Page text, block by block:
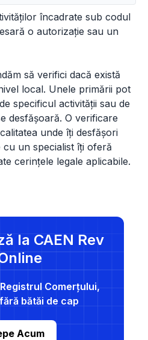
încadrate sub codul
o autorizație sau un
să verifici dacă există
local. Unele primării pot
specificul activității sau de
desfășoară. O verificare
unde îți desfășori
cu un specialist îți oferă
cerințele legale aplicabile.
la CAEN Rev
Comerțului,
bătăi de cap
Acum